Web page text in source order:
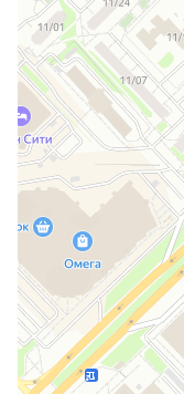
Набережные Челны
Яндекс Карты —